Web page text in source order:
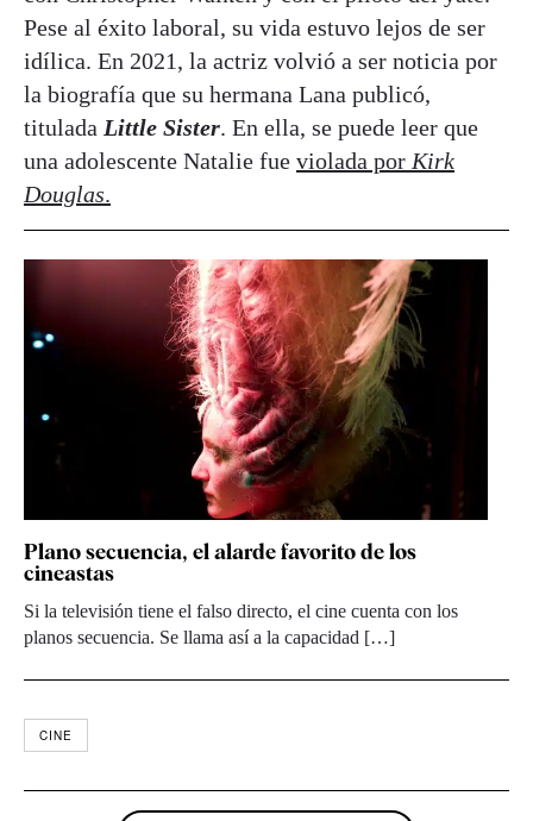
Pese al éxito laboral, su vida estuvo lejos de ser
idílica. En 2021, la actriz volvió a ser noticia por
la biografía que su hermana Lana publicó,
titulada Little Sister. En ella, se puede leer que
una adolescente Natalie fue violada por Kirk
Douglas.
Plano secuencia, el alarde favorito de los
cineastas
Si la televisión tiene el falso directo, el cine cuenta con los
planos secuencia. Se llama así a la capacidad […]
CINE